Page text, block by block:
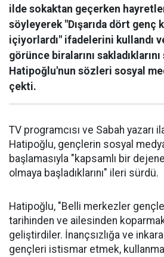
ilde sokaktan geçerken hayretler
söyleyerek "Dışarıda dört genç
içiyorlardı" ifadelerini kullandı
görünce biralarını
Hatipoğlu'nun sözleri sosyal
çekti.
TV programcısı ve Sabah yazarı
Hatipoğlu, gençlerin sosyal
başlamasıyla "kapsamlı bir
olmaya başladıklarını" ileri sürdü.
Hatipoğlu, "Belli merkezler
tarihinden ve ailesinden
geliştirdiler. İnançsızlığa ve
gençleri istismar etmek,